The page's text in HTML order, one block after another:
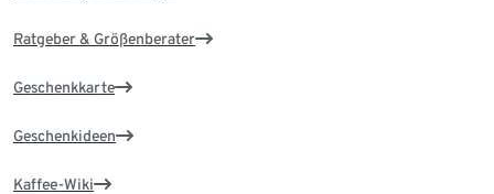
Ratgeber & Größenberater
Geschenkkarte
Geschenkideen
Kaffee-Wiki